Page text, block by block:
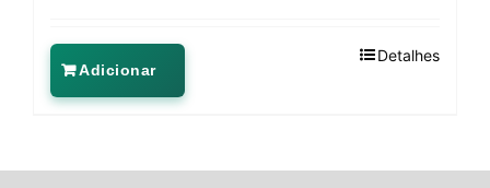
Adicionar
Detalhes